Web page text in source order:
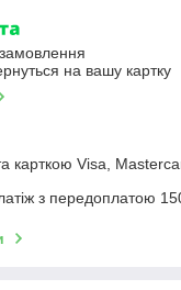
на вашу картку
карткою Visa,
з передоплатою